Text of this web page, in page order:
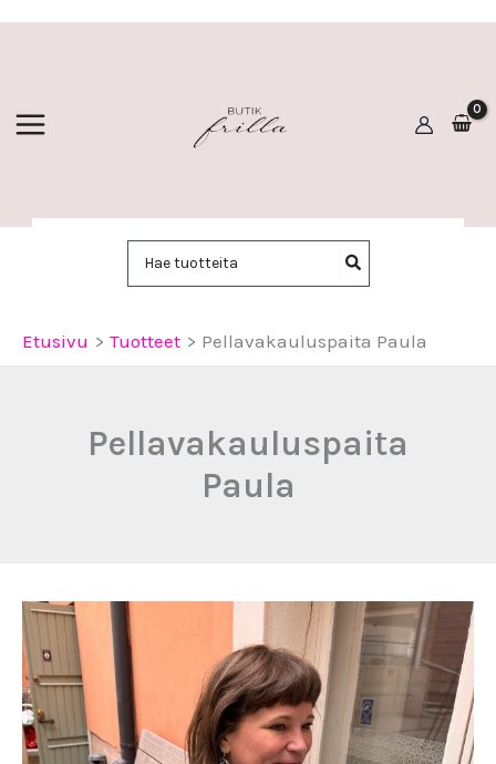
Etusivu Tuotteet Pellavakauluspaita Paula
Pellavakauluspaita
Paula
Pellavakauluspaita
Paula
määrä